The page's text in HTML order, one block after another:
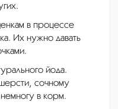
в процессе
Их нужно давать
йода.
сочному
в корм.